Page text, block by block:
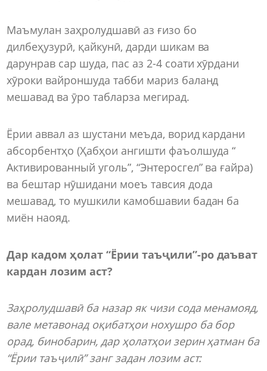
Маъмулан заҳролудшавӣ аз ғизо бо
дилбеҳузурӣ, қайкунӣ, дарди шикам ва
дарунрав сар шуда, пас аз 2-4 соати хӯрдани
хӯроки вайроншуда табби мариз баланд
мешавад ва ӯро табларза мегирад.
Ёрии аввал аз шустани меъда, ворид кардани
абсорбентҳо (Ҳабҳои ангишти фаъолшуда “
Активированный уголь”, “Энтеросгел” ва ғайра)
ва бештар нӯшидани моеъ тавсия дода
мешавад, то мушкили камобшавии бадан ба
миён наояд.
Дар кадом ҳолат “Ёрии таъҷили”-ро даъват
кардан лозим аст?
Заҳролудшавӣ ба назар як чизи сода менамояд,
вале метавонад оқибатҳои нохушро ба бор
орад, бинобарин, дар ҳолатҳои зерин ҳатман ба
“Ёрии таъҷилӣ” занг задан лозим аст: